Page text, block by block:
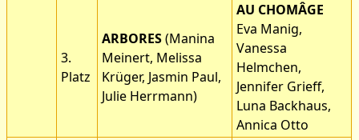
3.
Platz
ARBORES(Manina
Meinert, Melissa
Krüger, Jasmin Paul,
Julie Herrmann)
AU CHOMÂGE
Eva Manig,
Vanessa
Helmchen,
Jennifer Grieff,
Luna Backhaus,
Annica Otto